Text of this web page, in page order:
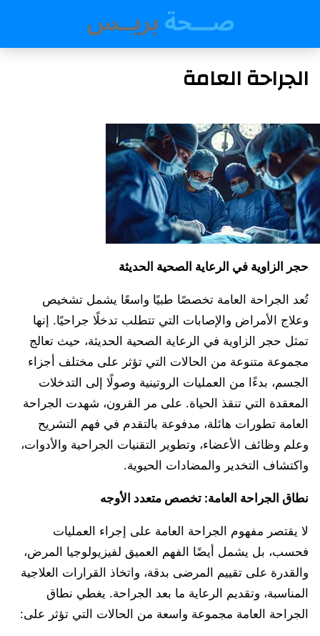
الجراحة العامة
حجر الزاوية في الرعاية الصحية الحديثة
تُعد الجراحة العامة تخصصًا طبيًا واسعًا يشمل تشخيص
وعلاج الأمراض والإصابات التي تتطلب تدخلًا جراحيًا. إنها
تمثل حجر الزاوية في الرعاية الصحية الحديثة، حيث تعالج
مجموعة متنوعة من الحالات التي تؤثر على مختلف أجزاء
الجسم، بدءًا من العمليات الروتينية وصولًا إلى التدخلات
المعقدة التي تنقذ الحياة. على مر القرون، شهدت الجراحة
العامة تطورات هائلة، مدفوعة بالتقدم في فهم التشريح
وعلم وظائف الأعضاء، وتطوير التقنيات الجراحية والأدوات،
واكتشاف التخدير والمضادات الحيوية.
نطاق الجراحة العامة: تخصص متعدد الأوجه
لا يقتصر مفهوم الجراحة العامة على إجراء العمليات
فحسب، بل يشمل أيضًا الفهم العميق لفيزيولوجيا المرض،
والقدرة على تقييم المرضى بدقة، واتخاذ القرارات العلاجية
المناسبة، وتقديم الرعاية ما بعد الجراحة. يغطي نطاق
الجراحة العامة مجموعة واسعة من الحالات التي تؤثر على: